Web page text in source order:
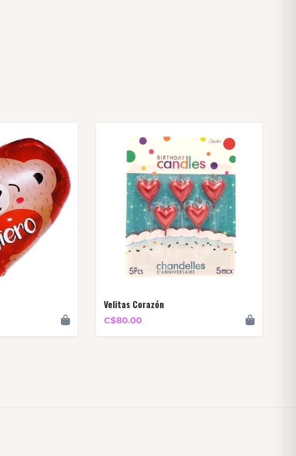
Velitas Corazón
C$80.00